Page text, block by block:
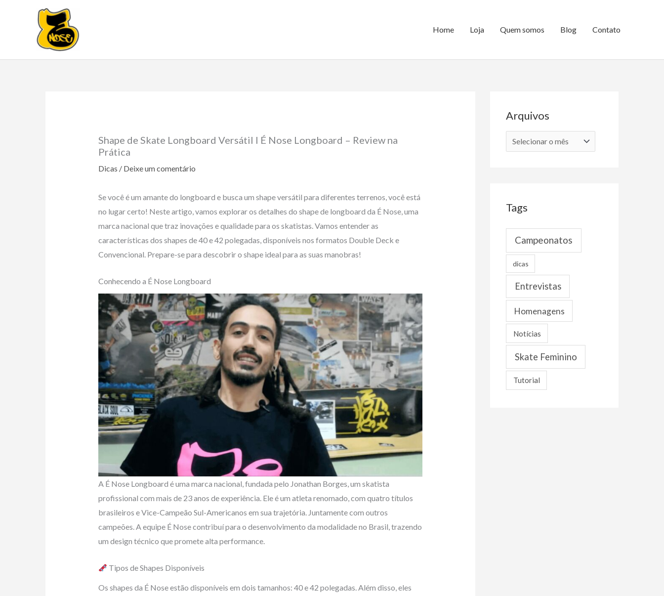
Home Loja Quem somos Blog Contato
Shape de Skate Longboard Versátil I É Nose Longboard – Review na
Prática
Dicas / Deixe um comentário
Se você é um amante do longboard e busca um shape versátil para diferentes terrenos, você está
no lugar certo! Neste artigo, vamos explorar os detalhes do shape de longboard da É Nose, uma
marca nacional que traz inovações e qualidade para os skatistas. Vamos entender as
características dos shapes de 40 e 42 polegadas, disponíveis nos formatos Double Deck e
Convencional. Prepare-se para descobrir o shape ideal para as suas manobras!
Conhecendo a É Nose Longboard
A É Nose Longboard é uma marca nacional, fundada pelo Jonathan Borges, um skatista
profissional com mais de 23 anos de experiência. Ele é um atleta renomado, com quatro títulos
brasileiros e Vice-Campeão Sul-Americanos em sua trajetória. Juntamente com outros
campeões. A equipe É Nose contribuí para o desenvolvimento da modalidade no Brasil, trazendo
um design técnico que promete alta performance.
Tipos de Shapes Disponíveis
Os shapes da É Nose estão disponíveis em dois tamanhos: 40 e 42 polegadas. Além disso, eles
Arquivos
r
Tags
Campeonatos
dicas
Entrevistas
Homenagens
Notícias
Skate Feminino
Tutorial